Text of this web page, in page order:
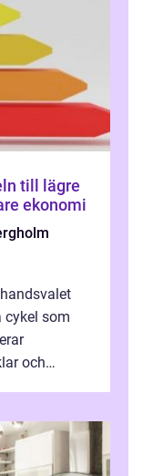
ekonomi
cykel som
och